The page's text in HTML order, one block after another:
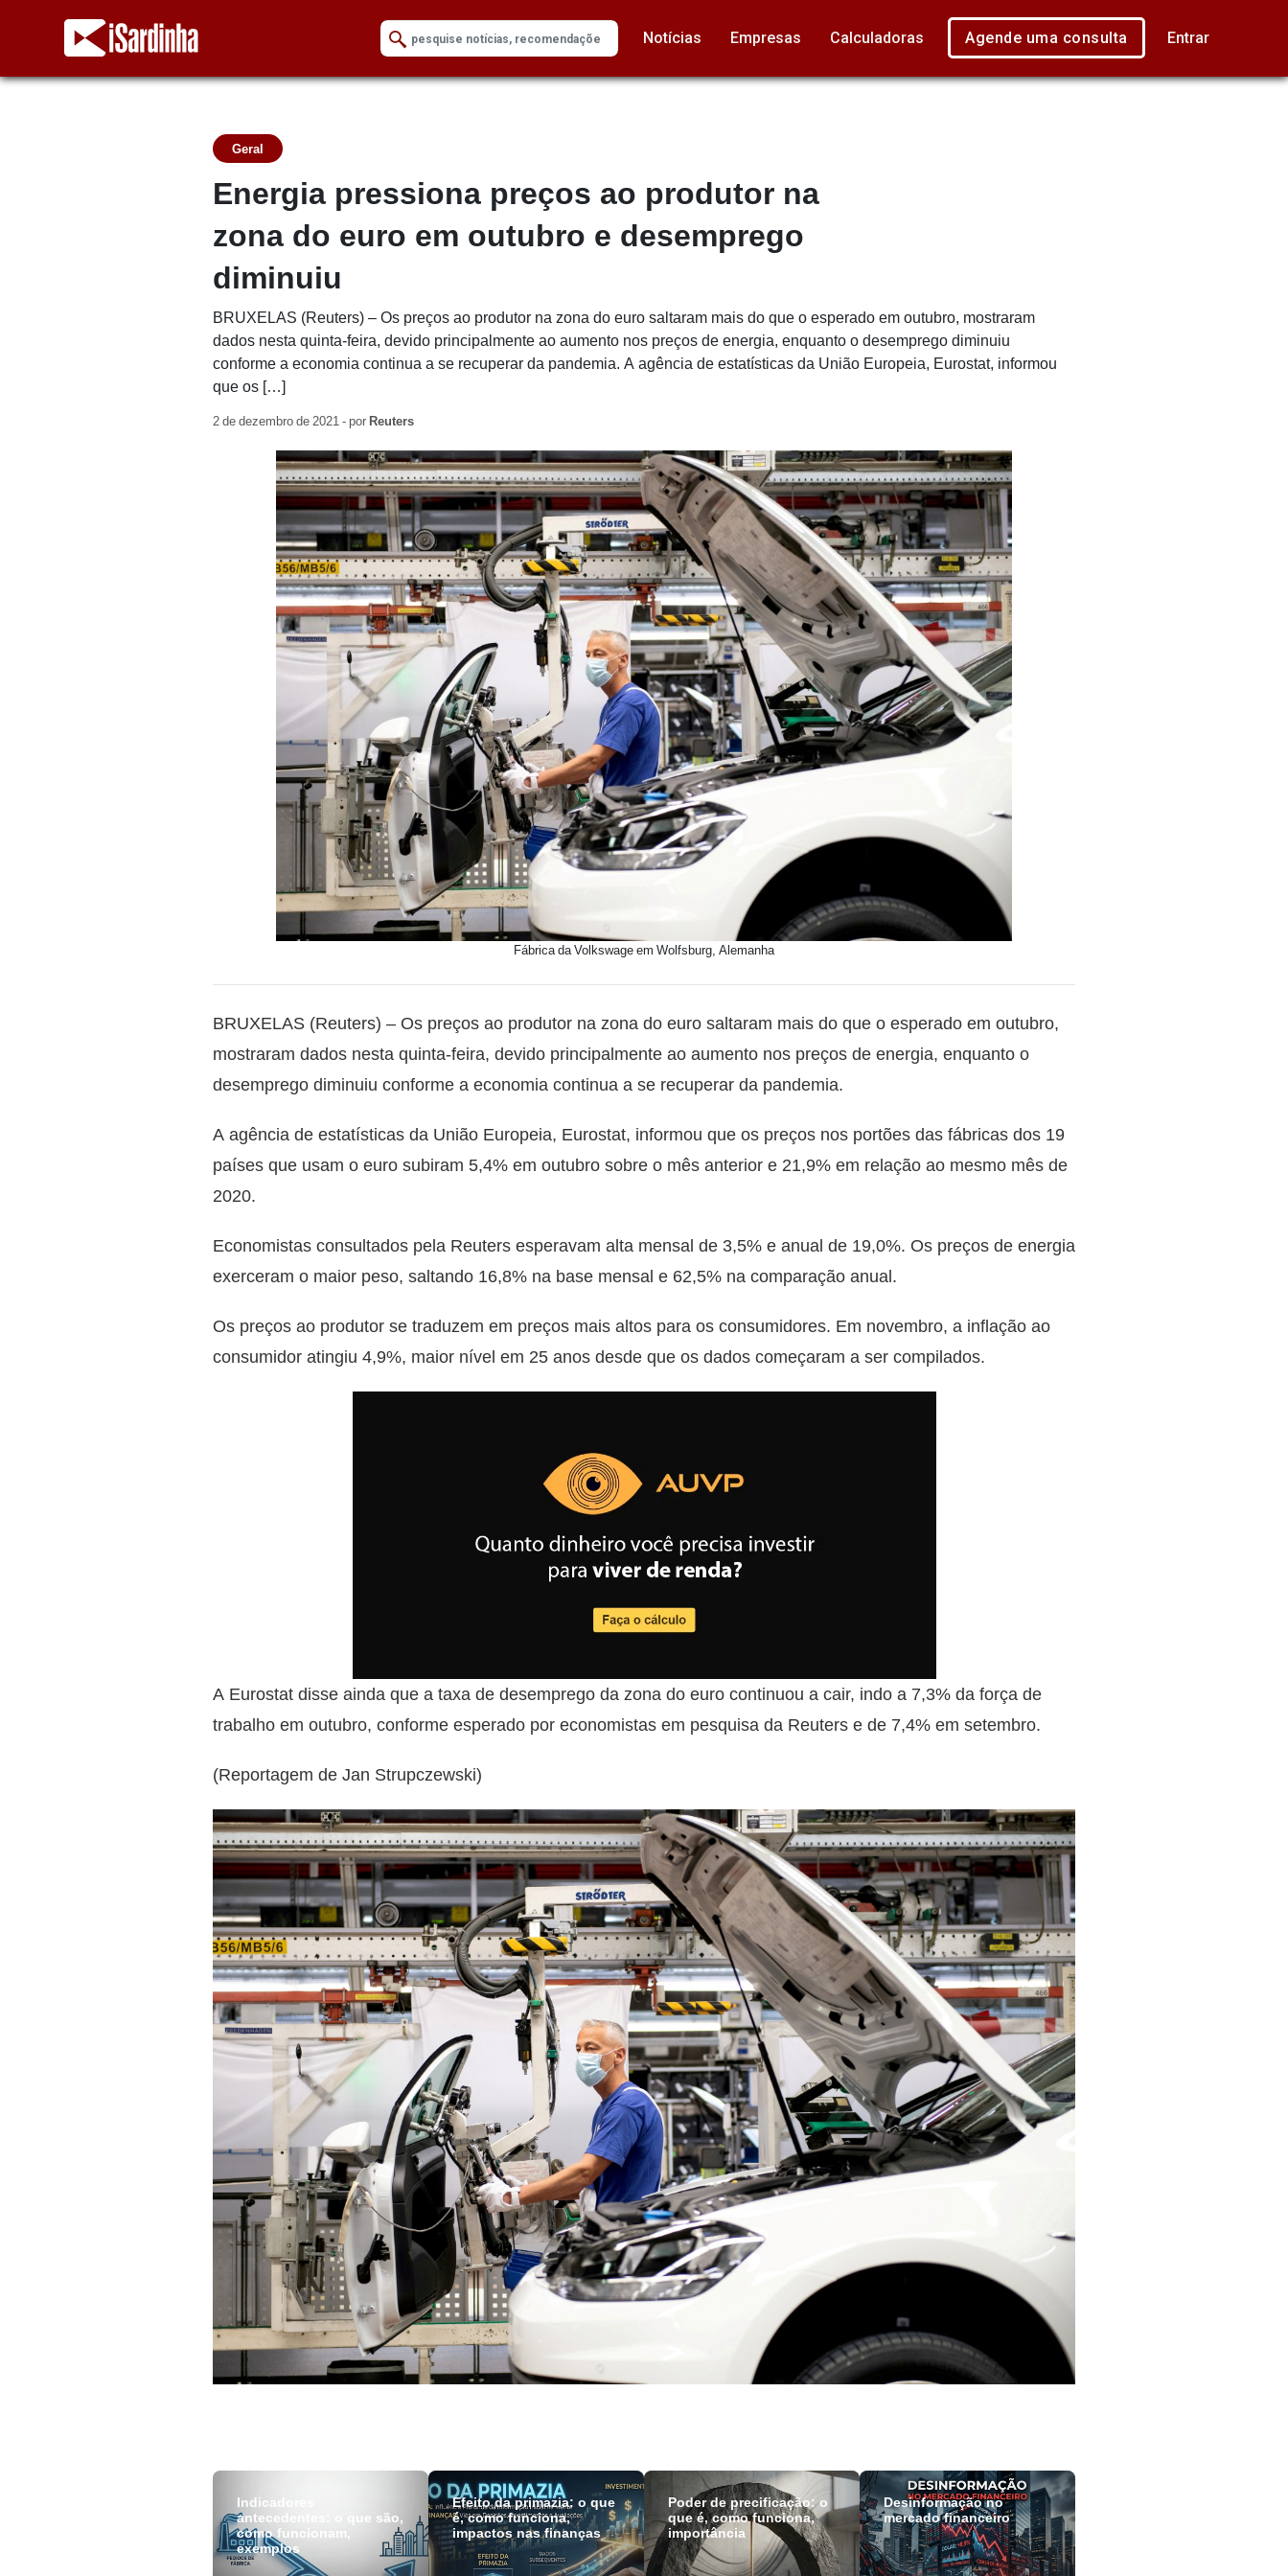
Notícias Empresas Calculadoras Agende uma consulta Entrar
Geral
Energia pressiona preços ao produtor na
zona do euro em outubro e desemprego
diminuiu
BRUXELAS (Reuters) – Os preços ao produtor na zona do euro saltaram mais do que o esperado em outubro, mostraram
dados nesta quinta-feira, devido principalmente ao aumento nos preços de energia, enquanto o desemprego diminuiu
conforme a economia continua a se recuperar da pandemia. A agência de estatísticas da União Europeia, Eurostat, informou
que os […]
2 de dezembro de 2021 - por Reuters
Fábrica da Volkswage em Wolfsburg, Alemanha
BRUXELAS (Reuters) – Os preços ao produtor na zona do euro saltaram mais do que o esperado em outubro,
mostraram dados nesta quinta-feira, devido principalmente ao aumento nos preços de energia, enquanto o
desemprego diminuiu conforme a economia continua a se recuperar da pandemia.
A agência de estatísticas da União Europeia, Eurostat, informou que os preços nos portões das fábricas dos 19
países que usam o euro subiram 5,4% em outubro sobre o mês anterior e 21,9% em relação ao mesmo mês de
2020.
Economistas consultados pela Reuters esperavam alta mensal de 3,5% e anual de 19,0%. Os preços de energia
exerceram o maior peso, saltando 16,8% na base mensal e 62,5% na comparação anual.
Os preços ao produtor se traduzem em preços mais altos para os consumidores. Em novembro, a inflação ao
consumidor atingiu 4,9%, maior nível em 25 anos desde que os dados começaram a ser compilados.
A Eurostat disse ainda que a taxa de desemprego da zona do euro continuou a cair, indo a 7,3% da força de
trabalho em outubro, conforme esperado por economistas em pesquisa da Reuters e de 7,4% em setembro.
(Reportagem de Jan Strupczewski)
Indicadores
antecedentes: o que são,
como funcionam,
exemplos
Efeito da primazia: o que
é, como funciona,
impactos nas finanças
Poder de precificação: o
que é, como funciona,
importância
Desinformação no
mercado financeiro